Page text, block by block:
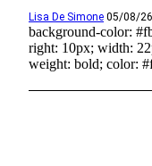
Lisa De Simone 05/08/26
background-color:
right: 10px; width:
weight: bold; color: